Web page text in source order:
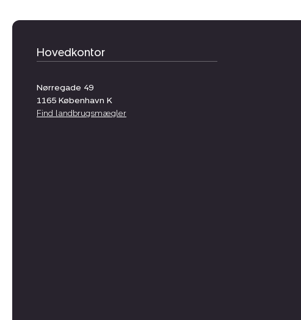
Hovedkontor
Nørregade 49
1165 København K
Find landbrugsmægler